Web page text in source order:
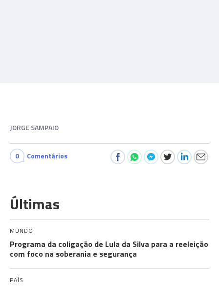
JORGE SAMPAIO
0 Comentários
Últimas
MUNDO
Programa da coligação de Lula da Silva para a reeleição
com foco na soberania e segurança
PAÍS